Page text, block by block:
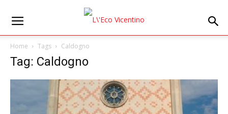
Home Tags Caldogno
Tag: Caldogno